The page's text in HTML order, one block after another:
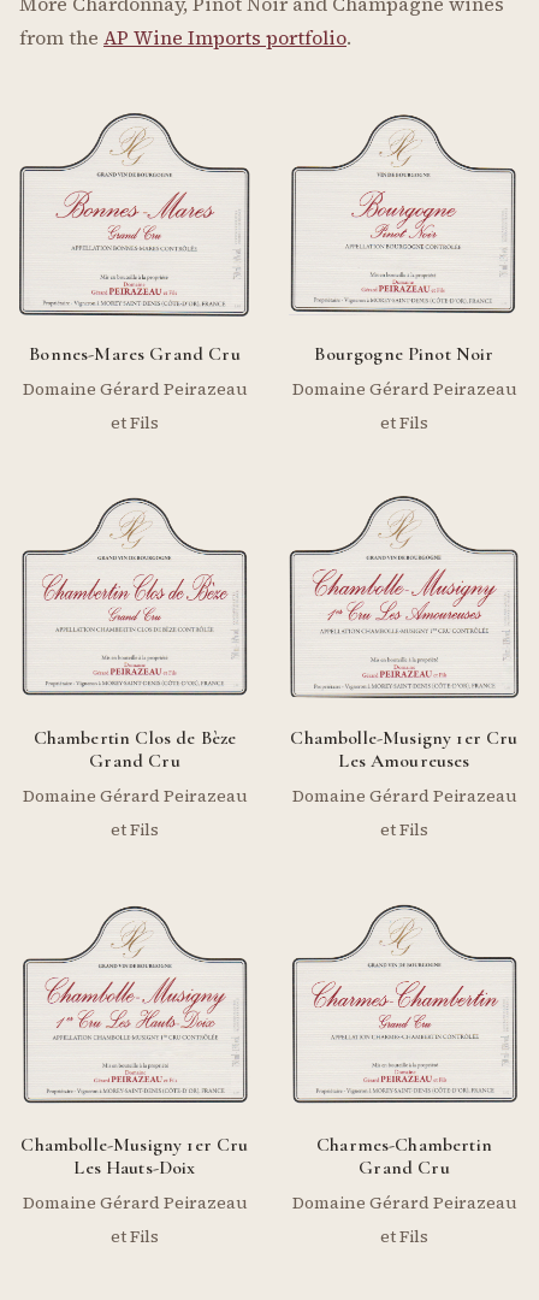
from the AP Wine Imports portfolio.
Bonnes-Mares Grand Cru
Domaine Gérard Peirazeau
et Fils
Bourgogne Pinot Noir
Domaine Gérard Peirazeau
et Fils
Chambertin Clos de Bèze
Grand Cru
Domaine Gérard Peirazeau
et Fils
Chambolle-Musigny 1er Cru
Les Amoureuses
Domaine Gérard Peirazeau
et Fils
Chambolle-Musigny 1er Cru
Les Hauts-Doix
Domaine Gérard Peirazeau
et Fils
Charmes-Chambertin
Grand Cru
Domaine Gérard Peirazeau
et Fils